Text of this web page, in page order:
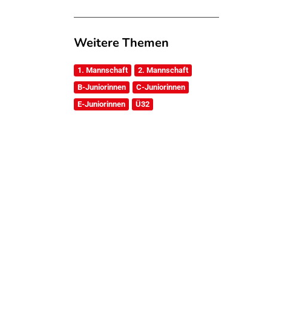
Weitere Themen
1. Mannschaft
2. Mannschaft
B-Juniorinnen
C-Juniorinnen
E-Juniorinnen
Ü32